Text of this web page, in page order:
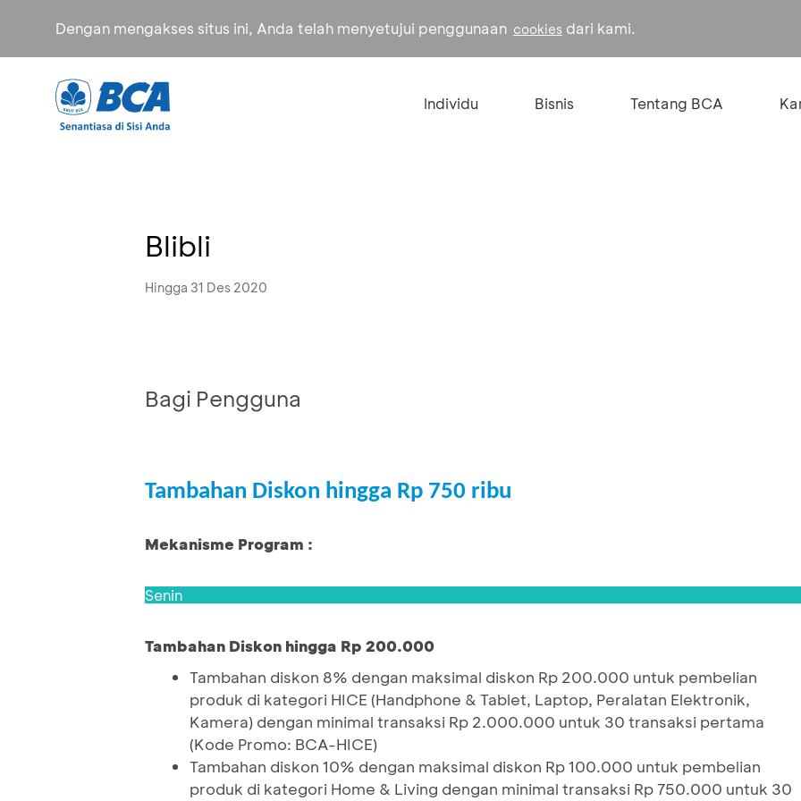
Dengan mengakses situs ini, Anda telah menyetujui penggunaan cookies dari kami.
Individu Bisnis Tentang BCA
Blibli
Hingga 31 Des 2020
Bagi Pengguna
Tambahan Diskon hingga Rp 750 ribu
Mekanisme Program :
Senin
Tambahan Diskon hingga Rp 200.000
Tambahan diskon 8% dengan maksimal diskon Rp 200.000 untuk pembelian
produk di kategori HICE (Handphone & Tablet, Laptop, Peralatan Elektronik,
Kamera) dengan minimal transaksi Rp 2.000.000 untuk 30 transaksi pertama
(Kode Promo: BCA-HICE)
Tambahan diskon 10% dengan maksimal diskon Rp 100.000 untuk pembelian
produk di kategori Home & Living dengan minimal transaksi Rp 750.000 untuk 30